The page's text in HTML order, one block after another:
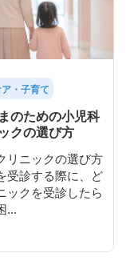
・子育て
のための小児科
クの選び方
リニックの選び方
受診する際に、ど
ックを受診したら
...